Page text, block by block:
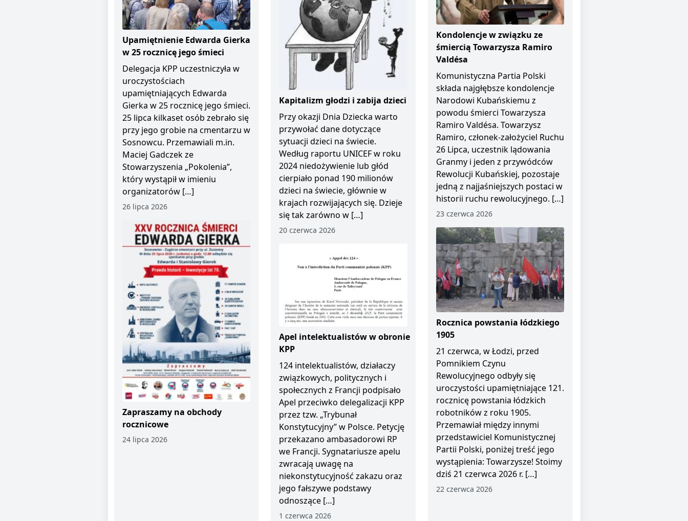
Upamiętnienie Edwarda Gierka
w 25 rocznicę jego śmieci
Delegacja KPP uczestniczyła w
uroczystościach
upamiętniających Edwarda
Gierka w 25 rocznicę jego śmieci.
25 lipca kilkaset osób zebrało się
przy jego grobie na cmentarzu w
Sosnowcu. Przemawiali m.in.
Maciej Gadczek ze
Stowarzyszenia „Pokolenia”,
który wystąpił w imieniu
organizatorów […]
26 lipca 2026
Zapraszamy na obchody
rocznicowe
24 lipca 2026
Kapitalizm głodzi i zabija dzieci
Przy okazji Dnia Dziecka warto
przywołać dane dotyczące
sytuacji dzieci na świecie.
Według raportu UNICEF w roku
2024 niedożywienie lub głód
cierpiało ponad 190 milionów
dzieci na świecie, głównie w
krajach rozwijających się. Dzieje
się tak zarówno w […]
20 czerwca 2026
Apel intelektualistów w obronie
KPP
124 intelektualistów, działaczy
związkowych, politycznych i
społecznych z Francji podpisało
Apel przeciwko delegalizacji KPP
przez tzw. „Trybunał
Konstytucyjny” w Polsce. Petycję
przekazano ambasadorowi RP
we Francji. Sygnatariusze apelu
zwracają uwagę na
niekonstytucyjność zakazu oraz
jego fałszywe podstawy
odnoszące […]
1 czerwca 2026
Kondolencje w związku ze
śmiercią Towarzysza Ramiro
Valdésa
Komunistyczna Partia Polski
składa najgłębsze kondolencje
Narodowi Kubańskiemu z
powodu śmierci Towarzysza
Ramiro Valdésa. Towarzysz
Ramiro, członek-założyciel Ruchu
26 Lipca, uczestnik lądowania
Granmy i jeden z przywódców
Rewolucji Kubańskiej, pozostaje
jedną z najjaśniejszych postaci w
historii ruchu rewolucyjnego. […]
23 czerwca 2026
Rocznica powstania łódzkiego
1905
21 czerwca, w Łodzi, przed
Pomnikiem Czynu
Rewolucyjnego odbyły się
uroczystości upamiętniające 121.
rocznicę powstania łódzkich
robotników z roku 1905.
Przemawiał między innymi
przedstawiciel Komunistycznej
Partii Polski, poniżej treść jego
wystąpienia: Towarzysze! Stoimy
dziś 21 czerwca 2026 r. […]
22 czerwca 2026